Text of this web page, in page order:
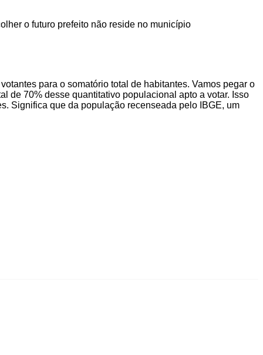
o futuro prefeito não reside no município
para o somatório total de habitantes. Vamos pegar o
de 70% desse quantitativo populacional apto a votar. Isso
Significa que da população recenseada pelo IBGE, um